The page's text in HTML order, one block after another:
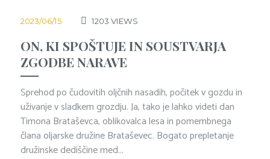
2023/06/15 1203 VIEWS
ON, KI SPOŠTUJE IN SOUSTVARJA
ZGODBE NARAVE
Sprehod po čudovitih oljčnih nasadih, počitek v gozdu in
uživanje v sladkem grozdju. Ja, tako je lahko videti dan
Timona Brataševca, oblikovalca lesa in pomembnega
člana oljarske družine Brataševec. Bogato prepletanje
družinske dediščine med...